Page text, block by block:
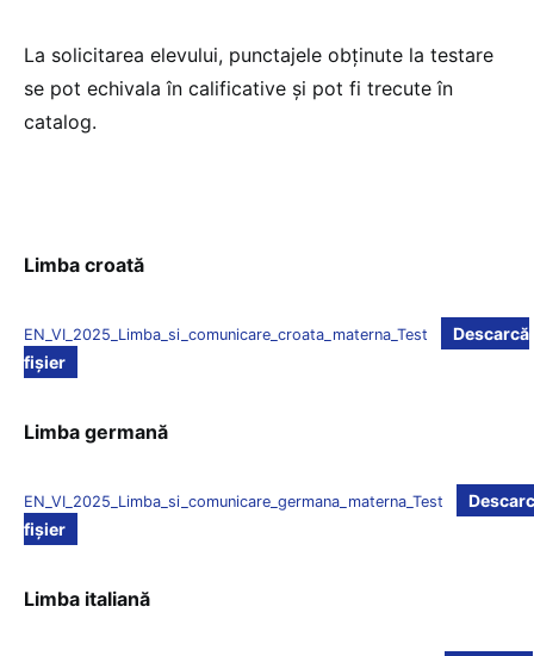
La solicitarea elevului, punctajele obținute la testare
se pot echivala în calificative și pot fi trecute în
catalog.
Limba croată
EN_VI_2025_Limba_si_comunicare_croata_materna_Test
Descarcă
fișier
Limba germană
EN_VI_2025_Limba_si_comunicare_germana_materna_Test
fișier
Limba italiană